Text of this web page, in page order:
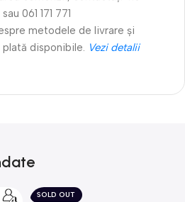
061 171 771
metodele de livrare și
disponibile. Vezi detalii
SOLD OUT